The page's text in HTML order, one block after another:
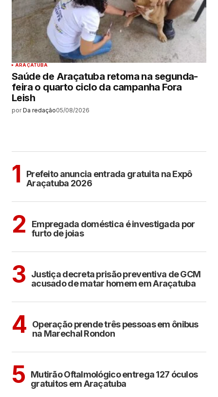
ARAÇATUBA
Saúde de Araçatuba retoma na segunda-
feira o quarto ciclo da campanha Fora
Leish
por Da redação05/08/2026
1
Prefeito anuncia entrada gratuita na Expô
Araçatuba 2026
2
Empregada doméstica é investigada por
furto de joias
3 Justiça decreta prisão preventiva de GCM
acusado de matar homem em Araçatuba
4
Operação prende três pessoas em ônibus
na Marechal Rondon
5 Mutirão Oftalmológico entrega 127 óculos
gratuitos em Araçatuba